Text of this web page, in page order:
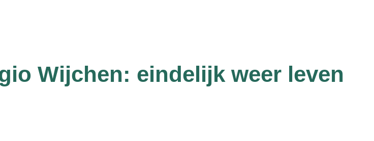
Wijchen: eindelijk weer leven